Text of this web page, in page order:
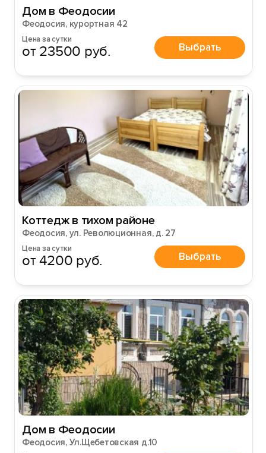
Дом в Феодосии
Феодосия, курортная 42
Цена за сутки
от 23500 руб. Выбрать
Коттедж в тихом районе
Феодосия, ул. Революционная, д. 27
Цена за сутки
от 4200 руб. Выбрать
Дом в Феодосии
Феодосия, Ул.Щебетовская д.10
Вход на сайт
Войти илиЗарегистрироваться
Войти
Войти с помощью